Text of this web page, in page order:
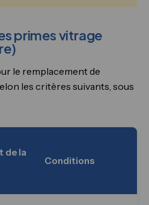
primes vitrage
le remplacement de
les critères suivants, sous
de la
Conditions